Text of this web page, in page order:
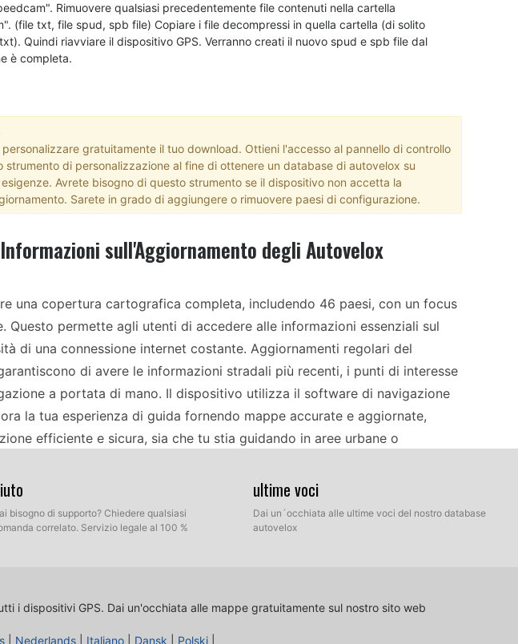
Rimuovere qualsiasi precedentemente file contenuti nella cartella
(file txt, file spud, spb file) Copiare i file decompressi in quella cartella (di solito
Quindi riavviare il dispositivo GPS. Verranno creati il nuovo spud e spb file dal
è completa.
gratuitamente il tuo download. Ottieni l'accesso al pannello di controllo
strumento di personalizzazione al fine di ottenere un database di autovelox su
Avrete bisogno di questo strumento se il dispositivo non accetta la
Sarete in grado di aggiungere o rimuovere paesi di configurazione.
Informazioni sull'Aggiornamento degli Autovelox
una copertura cartografica completa, includendo 46 paesi, con un focus
Questo permette agli utenti di accedere alle informazioni essenziali sul
di una connessione internet costante. Aggiornamenti regolari del
di avere le informazioni stradali più recenti, i punti di interesse
a portata di mano. Il dispositivo utilizza il software di navigazione
la tua esperienza di guida fornendo mappe accurate e aggiornate,
efficiente e sicura, sia che tu stia guidando in aree urbane o
FO-U1 è semplice grazie al processo di installazione tramite USB e scheda
basta scaricare gli ultimi file delle mappe su una scheda SD, quindi
rapidi ed efficienti, mantenendo il tuo sistema di navigazione
bisogno di supporto? Chiedere qualsiasi
correlato. Servizio legale al 100 %
ultime voci
Dai un´occhiata alle ultime voci del nostro database
autovelox
i dispositivi GPS. Dai un'occhiata alle mappe gratuitamente sul nostro sito web
Nederlands Italiano Dansk Polski